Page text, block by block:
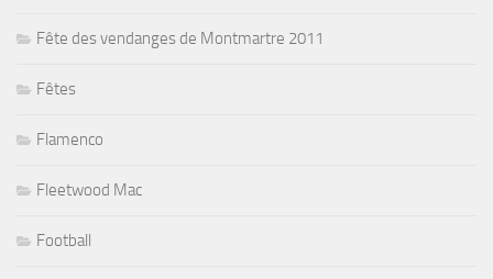
Fête des vendanges de Montmartre 2011
Fêtes
Flamenco
Fleetwood Mac
Football